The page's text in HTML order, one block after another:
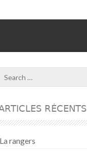
RÉCENTS
La rangers